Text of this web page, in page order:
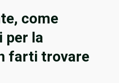
come
per la
farti trovare